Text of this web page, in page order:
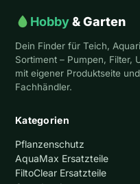
Hobby& Garten
Dein Finder für Teich,
Sortiment – Pumpen, Filter,
mit eigener Produktseite
Fachhändler.
Kategorien
Pflanzenschutz
AquaMax Ersatzteile
FiltoClear Ersatzteile